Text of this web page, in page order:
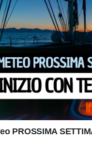
PROSSIMA